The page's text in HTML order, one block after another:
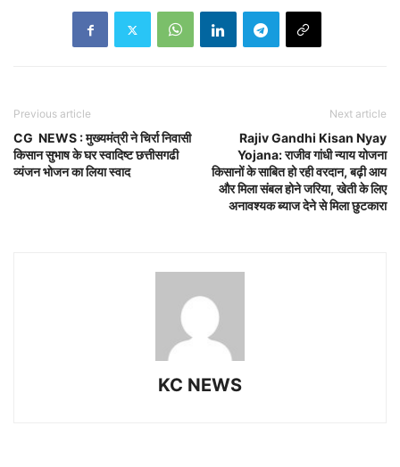
Previous article
CG NEWS : मुख्यमंत्री ने चिर्रा निवासी
किसान सुभाष के घर स्वादिष्ट छत्तीसगढी
व्यंजन भोजन का लिया स्वाद
Next article
Rajiv Gandhi Kisan Nyay
Yojana: राजीव गांधी न्याय योजना
किसानों के साबित हो रही वरदान, बढ़ी आय
और मिला संबल होने जरिया, खेती के लिए
अनावश्यक ब्याज देने से मिला छुटकारा
KC NEWS